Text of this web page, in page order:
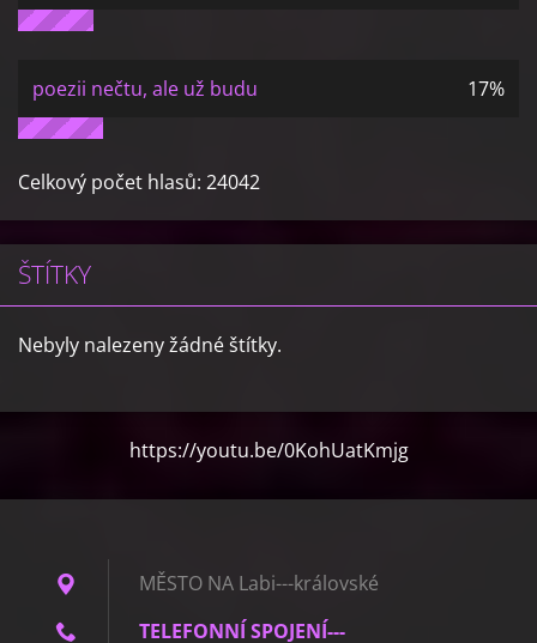
poezii nečtu, ale už budu 17%
Celkový počet hlasů: 24042
ŠTÍTKY
Nebyly nalezeny žádné štítky.
https://youtu.be/0KohUatKmjg
MĚSTO NA Labi---královské
TELEFONNÍ SPOJENÍ---